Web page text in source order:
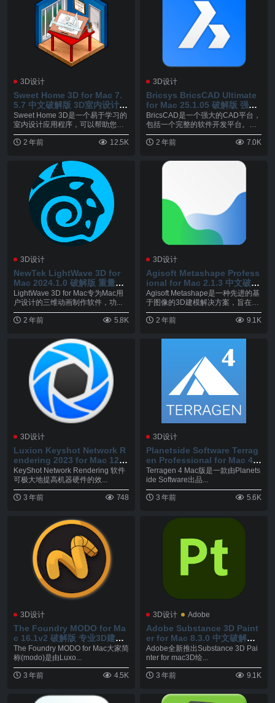
3D设计
Sweet Home 3D for Mac 7.
5.7 中文破解版 3D室内设计软
件
Sweet Home 3D是一个易于学习的
室内设计应用程序，可以帮助您绘
制您的房...
2 年前
12.5K
3D设计
Bricsys BricsCAD Ultimate
for Mac 25.1.05 破解版 强大
的CAD平台
BricsCAD是一个强大的CAD平台，
包括一个完整的软件开发平台。应
用程序开发...
2 年前
7.0K
3D设计
NewTek LightWave 3D for
Mac 2024.1.0 破解版 重量级3
D设计软件之一
LightWave 3D for Mac专为Mac用
户设计的三维动画制作软件，功...
2 年前 5.8K
3D设计
Agisoft Metashape Profess
ional for Mac 2.1.3 中文破解
版 3D建模解决方案
Agisoft Metashape是一种先进的基
于图像的3D建模解决方案，旨在
从...
2 年前
9.1K
3D设计
Luxion Keyshot Network R
endering 2023 for Mac 12.2.
2.4 中文破解版 在网络上进行
渲染
KeyShot Network Rendering 软件
可极大地提高机器硬件的效...
3 年前 748
3D设计
Planetside Software Terrag
en Professional for Mac 4.
7.15 破解版 自然环境渲染大
师
Terragen 4 Mac版是一款由Planets
ide Software出品...
3 年前 5.6K
3D设计
The Foundry MODO for Ma
c 16.1v2 破解版 专业3D建模
渲染工具
The Foundry MODO for Mac大家简
称(modo)是由Luxo...
3 年前 4.5K
3D设计 Adobe
Adobe Substance 3D Paint
er for Mac 8.3.0 中文破解版
用画笔为您的 3D 资源注入生
命
Adobe全新推出Substance 3D Pai
nter for mac3D绘...
3 年前 9.1K